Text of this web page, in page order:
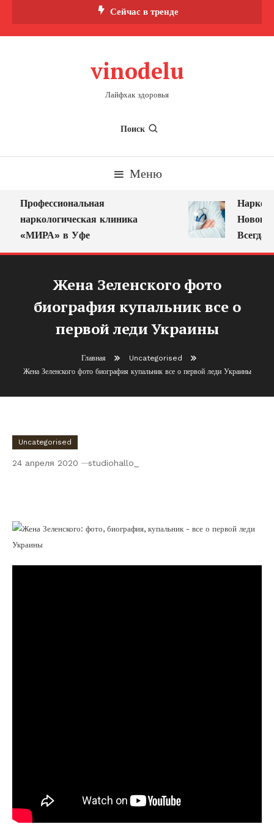
Сейчас в тренде
vinodelu
Лайфхак здоровья
Поиск
Меню
Профессиональная
наркологическая клиника
«МИРА» в Уфе
Всегда
Жена Зеленского фото
биография купальник все о
первой леди Украины
Главная
Uncategorised
Жена Зеленского фото биография купальник все о первой леди Украины
Uncategorised
24 апреля 2020 studiohallo_